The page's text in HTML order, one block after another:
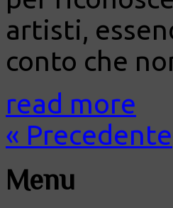
artisti,
conto che
read more
« Precedente
Menu